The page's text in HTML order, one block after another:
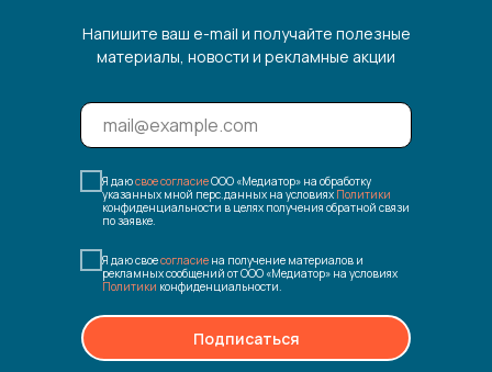
Напишите ваш e-mail и получайте полезные
материалы, новости и рекламные акции
Я даюсвое согласиеООО «Медиатор» на обработку
указанных мной перс.данных на условиях Политики
конфиденциальности в целях получения обратной связи
по заявке.
Я даю своесогласие на получение материалов и
рекламных сообщений от ООО «Медиатор» на условиях
Политики конфиденциальности.
Подписаться